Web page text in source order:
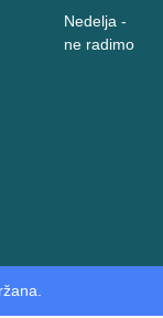
Nedelja -
ne radimo